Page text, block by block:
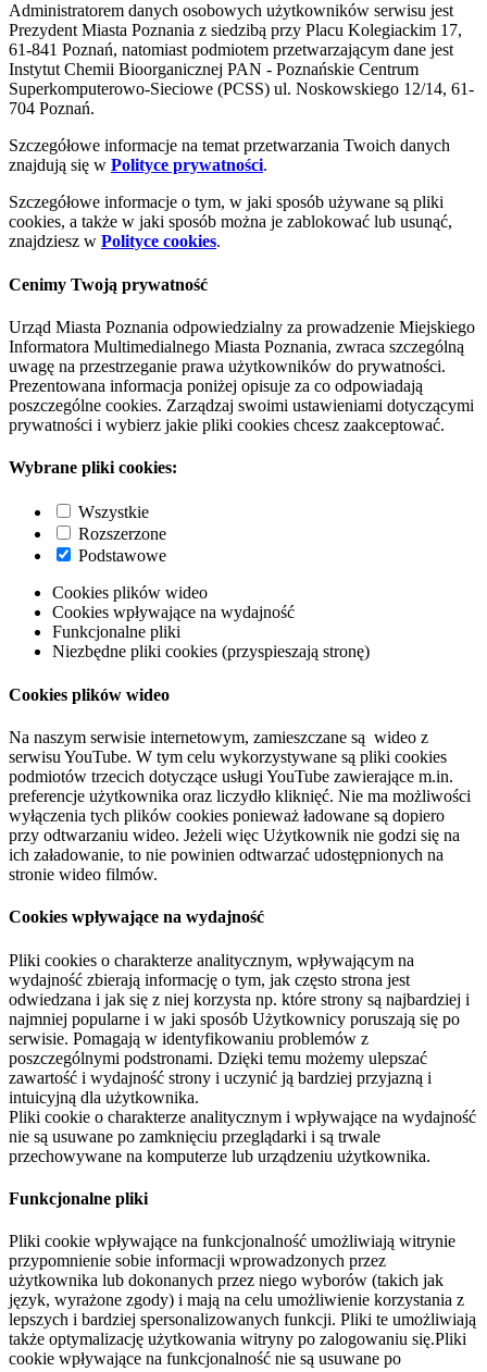
Administratorem danych osobowych użytkowników serwisu jest
Prezydent Miasta Poznania z siedzibą przy Placu Kolegiackim 17,
61-841 Poznań, natomiast podmiotem przetwarzającym dane jest
Instytut Chemii Bioorganicznej PAN - Poznańskie Centrum
Superkomputerowo-Sieciowe (PCSS) ul. Noskowskiego 12/14, 61-
704 Poznań.
Szczegółowe informacje na temat przetwarzania Twoich danych
znajdują się w Polityce prywatności.
Szczegółowe informacje o tym, w jaki sposób używane są pliki
cookies, a także w jaki sposób można je zablokować lub usunąć,
znajdziesz w Polityce cookies.
Cenimy Twoją prywatność
Urząd Miasta Poznania odpowiedzialny za prowadzenie Miejskiego
Informatora Multimedialnego Miasta Poznania, zwraca szczególną
uwagę na przestrzeganie prawa użytkowników do prywatności.
Prezentowana informacja poniżej opisuje za co odpowiadają
poszczególne cookies. Zarządzaj swoimi ustawieniami dotyczącymi
prywatności i wybierz jakie pliki cookies chcesz zaakceptować.
Wybrane pliki cookies:
Wszystkie
Rozszerzone
Podstawowe
Cookies plików wideo
Cookies wpływające na wydajność
Funkcjonalne pliki
Niezbędne pliki cookies (przyspieszają stronę)
Cookies plików wideo
Na naszym serwisie internetowym, zamieszczane są wideo z
serwisu YouTube. W tym celu wykorzystywane są pliki cookies
podmiotów trzecich dotyczące usługi YouTube zawierające m.in.
preferencje użytkownika oraz liczydło kliknięć. Nie ma możliwości
wyłączenia tych plików cookies ponieważ ładowane są dopiero
przy odtwarzaniu wideo. Jeżeli więc Użytkownik nie godzi się na
ich załadowanie, to nie powinien odtwarzać udostępnionych na
stronie wideo filmów.
Cookies wpływające na wydajność
Pliki cookies o charakterze analitycznym, wpływającym na
wydajność zbierają informację o tym, jak często strona jest
odwiedzana i jak się z niej korzysta np. które strony są najbardziej i
najmniej popularne i w jaki sposób Użytkownicy poruszają się po
serwisie. Pomagają w identyfikowaniu problemów z
poszczególnymi podstronami. Dzięki temu możemy ulepszać
zawartość i wydajność strony i uczynić ją bardziej przyjazną i
intuicyjną dla użytkownika.
Pliki cookie o charakterze analitycznym i wpływające na wydajność
nie są usuwane po zamknięciu przeglądarki i są trwale
przechowywane na komputerze lub urządzeniu użytkownika.
Funkcjonalne pliki
Pliki cookie wpływające na funkcjonalność umożliwiają witrynie
przypomnienie sobie informacji wprowadzonych przez
użytkownika lub dokonanych przez niego wyborów (takich jak
język, wyrażone zgody) i mają na celu umożliwienie korzystania z
lepszych i bardziej spersonalizowanych funkcji. Pliki te umożliwiają
także optymalizację użytkowania witryny po zalogowaniu się.Pliki
cookie wpływające na funkcjonalność nie są usuwane po